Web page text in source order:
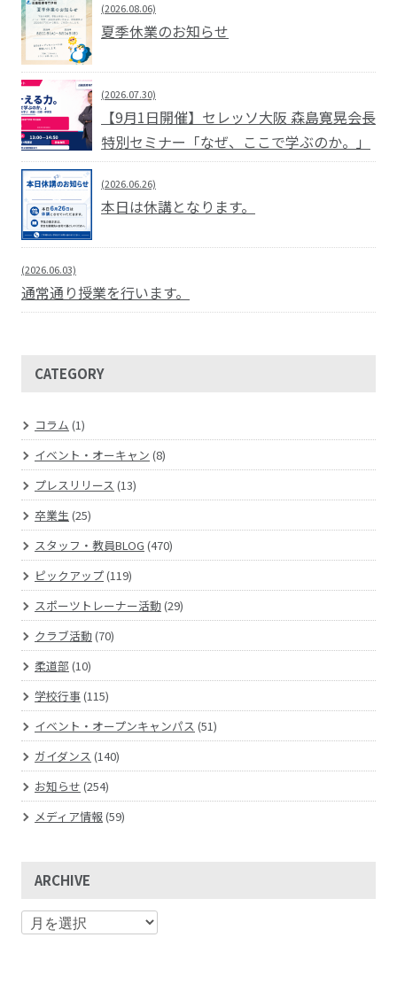
(2026.08.06)
夏季休業のお知らせ
(2026.07.30)
【9月1日開催】セレッソ大阪 森島寛晃会長
特別セミナー「なぜ、ここで学ぶのか。」
(2026.06.26)
本日は休講となります。
(2026.06.03)
通常通り授業を行います。
CATEGORY
コラム (1)
イベント・オーキャン (8)
プレスリリース (13)
卒業生(25)
スタッフ・教員BLOG (470)
ピックアップ(119)
スポーツトレーナー活動(29)
クラブ活動(70)
柔道部 (10)
学校行事(115)
イベント・オープンキャンパス (51)
ガイダンス (140)
お知らせ (254)
メディア情報(59)
ARCHIVE